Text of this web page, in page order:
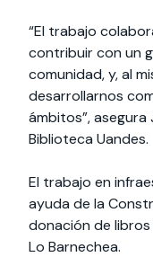
“El trabajo
contribuir con un
comunidad, y, al
desarrollarnos
ámbitos”,
Biblioteca Uandes.
El trabajo en
ayuda de la
donación de libros
Lo Barnechea.